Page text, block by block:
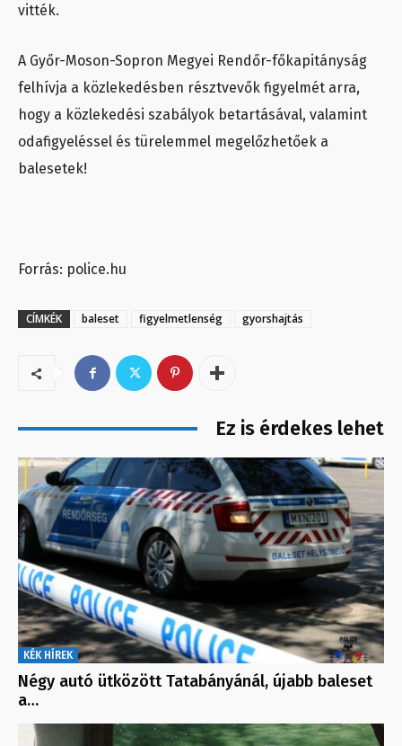
vitték.
A Győr-Moson-Sopron Megyei Rendőr-főkapitányság
felhívja a közlekedésben résztvevők figyelmét arra,
hogy a közlekedési szabályok betartásával, valamint
odafigyeléssel és türelemmel megelőzhetőek a
balesetek!
Forrás: police.hu
CÍMKÉK baleset figyelmetlenség gyorshajtás
Ez is érdekes lehet
KÉK HÍREK
Négy autó ütközött Tatabányánál, újabb baleset
a…